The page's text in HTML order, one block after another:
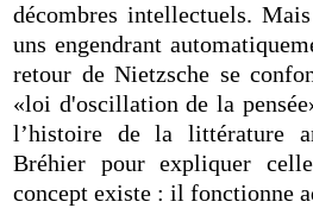
décombres intellectuels.
uns engendrant
retour de Nietzsche se
«loi d'oscillation de la
l’histoire de la littérature
Bréhier pour expliquer
concept existe : il fonctionne